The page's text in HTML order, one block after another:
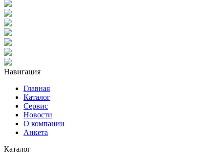
Навигация
Главная
Каталог
Сервис
Новости
О компании
Анкета
Каталог